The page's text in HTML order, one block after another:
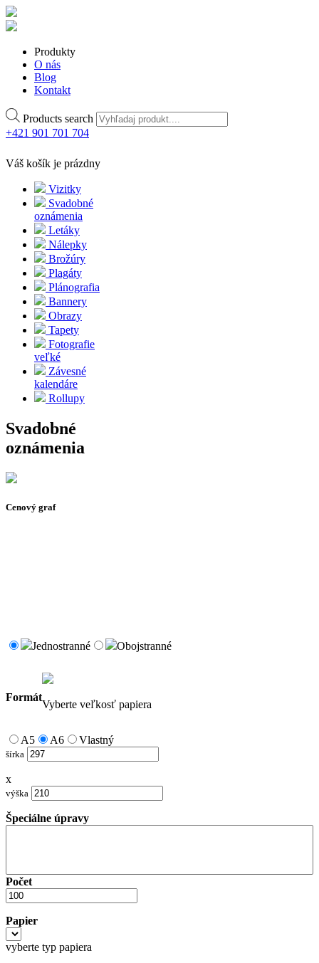
Produkty
O nás
Blog
Kontakt
Products search
+421 901 701 704
Váš košík je prázdny
Vizitky
Svadobné
oznámenia
Letáky
Nálepky
Brožúry
Plagáty
Plánografia
Bannery
Obrazy
Tapety
Fotografie
veľké
Závesné
kalendáre
Rollupy
Svadobné
oznámenia
Cenový graf
Jednostranné Obojstranné
Formát
Vyberte veľkosť papiera
A5 A6 Vlastný
šírka
x
výška
Špeciálne úpravy
Počet
Papier
vyberte typ papiera